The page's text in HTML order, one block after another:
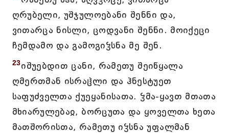
ღრუბელი, უშჯულოებანი შენნი და,
ვითარცა ნისლი, ცოდვანი შენნი. მოიქეცი
ჩემდამო და გამოგიჴსნა მე შენ.
23იშუებდით ცანი, რამეთუ შეიწყალა
ღმერთმან ისრაჱლი და ჰნესტუეთ
საფუძველთა ქუეყანისათა. ჴმა-ყავთ მთათა
მხიარულებაჲ, ბორცუთა და ყოველთა ხეთა
მათშორისთა, რამეთუ იჴსნა უფალმან